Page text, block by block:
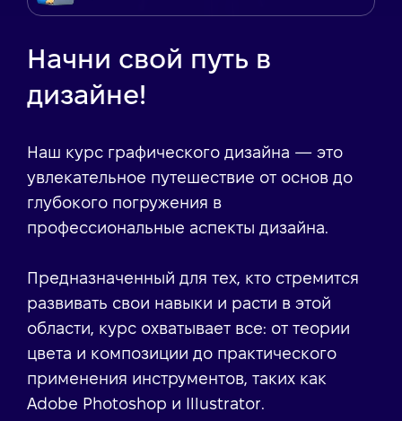
Начни свой путь в
дизайне!
Наш курс графического дизайна — это
увлекательное путешествие от основ до
глубокого погружения в
профессиональные аспекты дизайна.
Предназначенный для тех, кто стремится
развивать свои навыки и расти в этой
области, курс охватывает все: от теории
цвета и композиции до практического
применения инструментов, таких как
Adobe Photoshop и Illustrator.